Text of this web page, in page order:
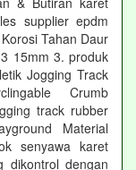
supplier epdm
Tahan Daur
15mm 3. produk
Jogging Track
Crumb
track rubber
Material
senyawa karet
dikontrol dengan